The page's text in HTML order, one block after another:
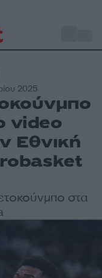
2025
video
Εθνική
στα